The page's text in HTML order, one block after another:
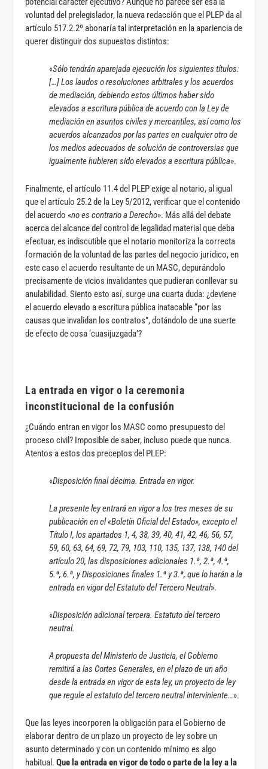
voluntad del prelegislador, la nueva redacción que el PLEP da al
artículo 517.2.2º abonaría tal interpretación en la apariencia de
querer distinguir dos supuestos distintos:
«Sólo tendrán aparejada ejecución los siguientes títulos:
[…] Los laudos o resoluciones arbitrales y los acuerdos
de mediación, debiendo estos últimos haber sido
elevados a escritura pública de acuerdo con la Ley de
mediación en asuntos civiles y mercantiles, así como los
acuerdos alcanzados por las partes en cualquier otro de
los medios adecuados de solución de controversias que
igualmente hubieren sido elevados a escritura pública».
Finalmente, el artículo 11.4 del PLEP exige al notario, al igual
que el artículo 25.2 de la Ley 5/2012, verificar que el contenido
del acuerdo «no es contrario a Derecho». Más allá del debate
acerca del alcance del control de legalidad material que deba
efectuar, es indiscutible que el notario monitoriza la correcta
formación de la voluntad de las partes del negocio jurídico, en
este caso el acuerdo resultante de un MASC, depurándolo
precisamente de vicios invalidantes que pudieran conllevar su
anulabilidad. Siento esto así, surge una cuarta duda: ¿deviene
el acuerdo elevado a escritura pública inatacable “por las
causas que invalidan los contratos”, dotándolo de una suerte
de efecto de cosa ‘cuasijuzgada’?
La entrada en vigor o la ceremonia
inconstitucional de la confusión
¿Cuándo entran en vigor los MASC como presupuesto del
proceso civil? Imposible de saber, incluso puede que nunca.
Atentos a estos dos preceptos del PLEP:
«Disposición final décima. Entrada en vigor.
La presente ley entrará en vigor a los tres meses de su
publicación en el «Boletín Oficial del Estado», excepto el
Título I, los apartados 1, 4, 38, 39, 40, 41, 42, 46, 56, 57,
59, 60, 63, 64, 69, 72, 79, 103, 110, 135, 137, 138, 140 del
artículo 20, las disposiciones adicionales 1.ª, 2.ª, 4.ª,
5.ª, 6.ª, y Disposiciones finales 1.ª y 3.ª, que lo harán a la
entrada en vigor del Estatuto del Tercero Neutral».
«Disposición adicional tercera. Estatuto del tercero
neutral.
A propuesta del Ministerio de Justicia, el Gobierno
remitirá a las Cortes Generales, en el plazo de un año
desde la entrada en vigor de esta ley, un proyecto de ley
que regule el estatuto del tercero neutral interviniente…».
Que las leyes incorporen la obligación para el Gobierno de
elaborar dentro de un plazo un proyecto de ley sobre un
asunto determinado y con un contenido mínimo es algo
habitual.Que la entrada en vigor de todo o parte de la ley a la